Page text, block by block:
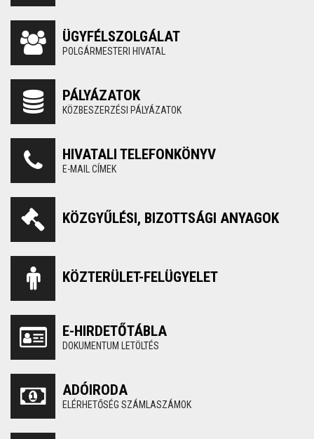
ÜGYFÉLSZOLGÁLAT
POLGÁRMESTERI HIVATAL
PÁLYÁZATOK
KÖZBESZERZÉSI PÁLYÁZATOK
HIVATALI TELEFONKÖNYV
E-MAIL CÍMEK
KÖZGYŰLÉSI, BIZOTTSÁGI ANYAGOK
KÖZTERÜLET-FELÜGYELET
E-HIRDETŐTÁBLA
DOKUMENTUM LETÖLTÉS
ADÓIRODA
ELÉRHETŐSÉG SZÁMLASZÁMOK